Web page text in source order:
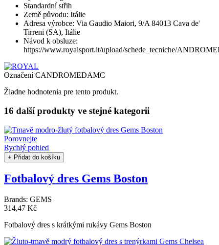
Standardní střih
Země původu: Itálie
Adresa výrobce: Via Gaudio Maiori, 9/A 84013 Cava de'
Tirreni (SA), Itálie
Návod k obsluze:
https://www.royalsport.it/upload/schede_tecniche/
OznačeníCANDROMEDAMC
Žiadne hodnotenia pre tento produkt.
16 další produkty ve stejné kategorii
Porovnejte
Rychlý pohled
+ Přidat do košíku
Fotbalový dres Gems Boston
Brands: GEMS
314,47 Kč
Fotbalový dres s krátkými rukávy Gems Boston